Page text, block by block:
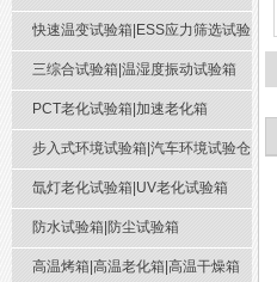
快速温变试验箱|ESS应力筛选试验
箱
三综合试验箱|温湿度振动试验箱
PCT老化试验箱|加速老化箱
步入式环境试验箱|汽车环境试验仓
氙灯老化试验箱|UV老化试验箱
防水试验箱|防尘试验箱
高温烤箱|高温老化箱|高温干燥箱